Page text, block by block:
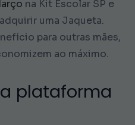
na Kit Escolar SP e
uma Jaqueta.
para outras mães,
ao máximo.
plataforma